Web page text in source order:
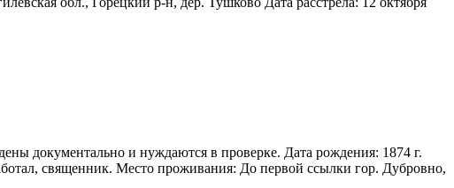
документально и нуждаются в проверке. Дата рождения: 1874 г.
священник. Место проживания: До первой ссылки гор. Дубровно,